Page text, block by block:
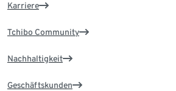
Karriere
Tchibo Community
Nachhaltigkeit
Geschäftskunden